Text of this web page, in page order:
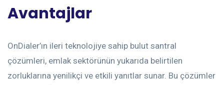
Avantajlar
OnDialer’ın ileri teknolojiye sahip bulut santral
çözümleri, emlak sektörünün yukarıda belirtilen
zorluklarına yenilikçi ve etkili yanıtlar sunar. Bu çözümler